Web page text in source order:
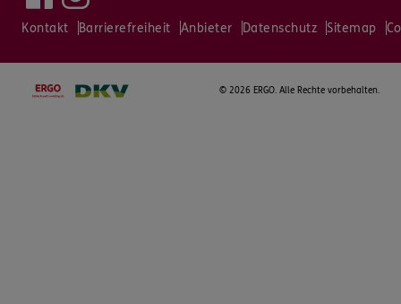
Kontakt Barrierefreiheit Anbieter Datenschutz Sitemap
© 2026 ERGO. Alle Rechte vorbehalten.